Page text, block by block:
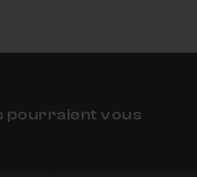
pourraient vous